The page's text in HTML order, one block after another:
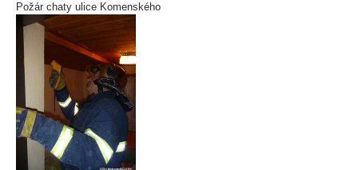
Požár chaty ulice Komenského